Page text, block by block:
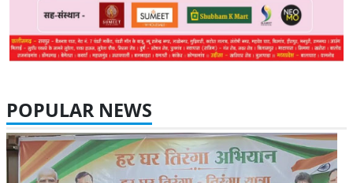
07 Aug 2026 27 Views